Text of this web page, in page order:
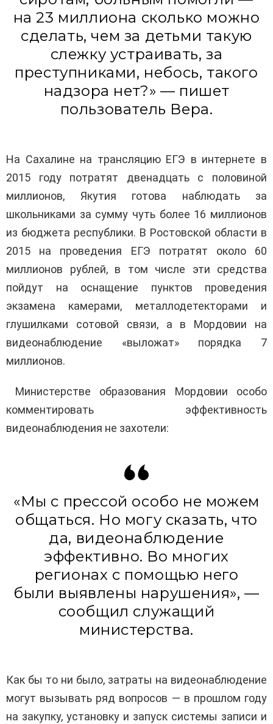
на 23 миллиона сколько можно
сделать, чем за детьми такую
слежку устраивать, за
преступниками, небось, такого
надзора нет?» — пишет
пользователь Вера.
На Сахалине на трансляцию ЕГЭ в интернете в
2015 году потратят двенадцать с половиной
миллионов, Якутия готова наблюдать за
школьниками за сумму чуть более 16 миллионов
из бюджета республики. В Ростовской области в
2015 на проведения ЕГЭ потратят около 60
миллионов рублей, в том числе эти средства
пойдут на оснащение пунктов проведения
экзамена камерами, металлодетекторами и
глушилками сотовой связи, а в Мордовии на
видеонаблюдение «выложат» порядка 7
миллионов.
Министерстве образования Мордовии особо
комментировать эффективность
видеонаблюдения не захотели:
«Мы с прессой особо не можем
общаться. Но могу сказать, что
да, видеонаблюдение
эффективно. Во многих
регионах с помощью него
были выявлены нарушения», —
сообщил служащий
министерства.
Как бы то ни было, затраты на видеонаблюдение
могут вызывать ряд вопросов — в прошлом году
на закупку, установку и запуск системы записи и